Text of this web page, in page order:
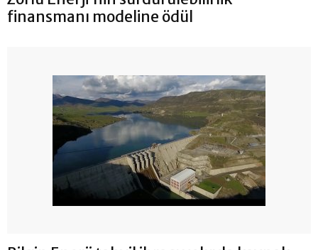
finansmanı modeline ödül